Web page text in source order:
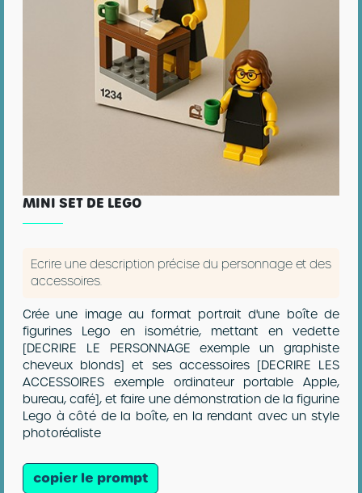
MINI SET DE LEGO
Ecrire une description précise du personnage et des
accessoires.
Crée une image au format portrait d'une boîte de
figurines Lego en isométrie, mettant en vedette
[DECRIRE LE PERSONNAGE exemple un graphiste
cheveux blonds] et ses accessoires [DECRIRE LES
ACCESSOIRES exemple ordinateur portable Apple,
bureau, café], et faire une démonstration de la figurine
Lego à côté de la boîte, en la rendant avec un style
photoréaliste
copier le prompt